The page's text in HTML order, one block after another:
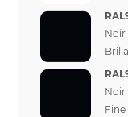
Noir
Noir